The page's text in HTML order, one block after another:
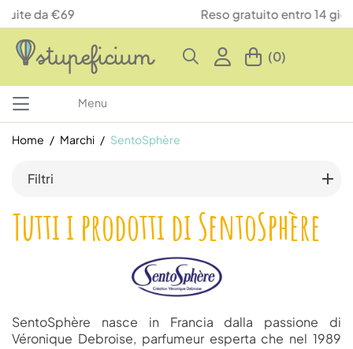
Reso gratuito entro 14 giorni
(0)
Menu
Home Marchi SentoSphère
Filtri
Tutti i prodotti di SentoSphère
SentoSphère nasce in Francia dalla passione di
Véronique Debroise, parfumeur esperta che nel 1989